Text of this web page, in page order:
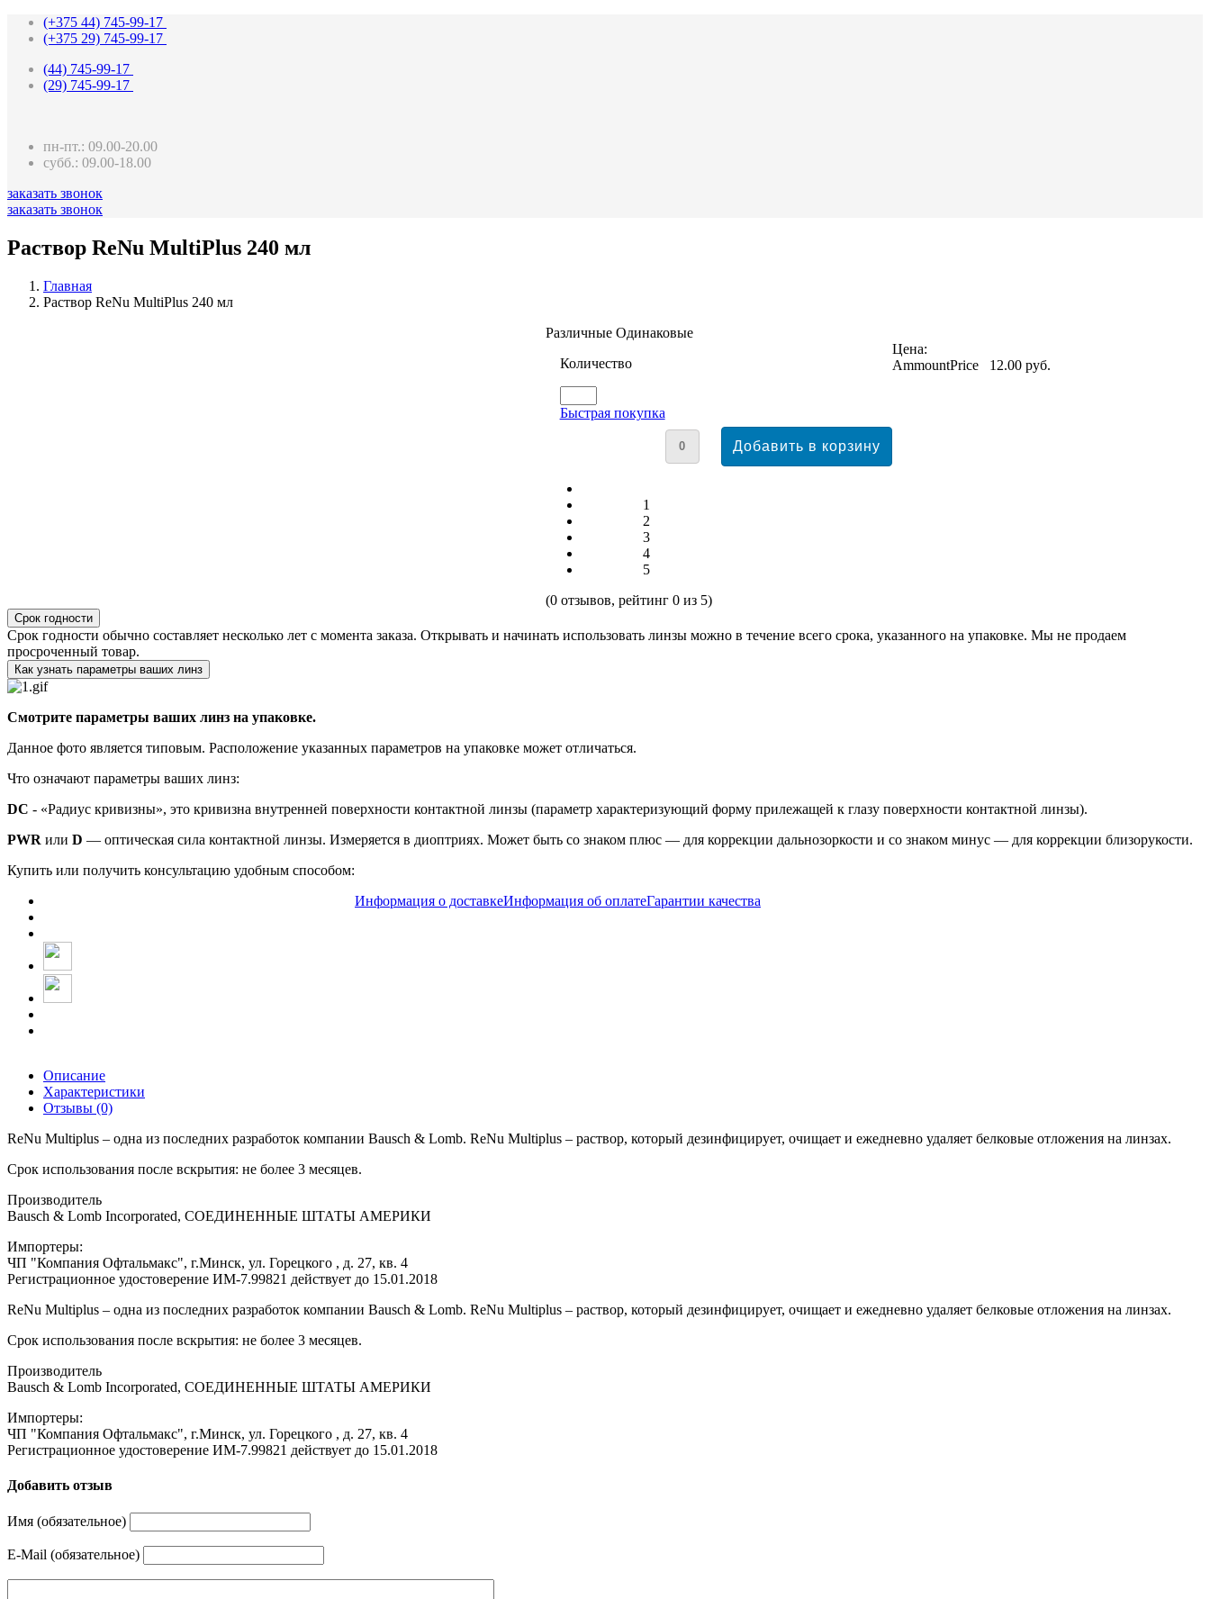
(+375 44) 745-99-17
(+375 29) 745-99-17
(44) 745-99-17
(29) 745-99-17
пн-пт.: 09.00-20.00
субб.: 09.00-18.00
заказать звонок
заказать звонок
Раствор ReNu MultiPlus 240 мл
Главная
Раствор ReNu MultiPlus 240 мл
Различные Одинаковые
Количество
Быстрая покупка
Цена:
AmmountPrice
12.00 pуб.
1
2
3
4
5
(0отзывов, рейтинг 0из 5)
Срок годности
Срок годности обычно составляет несколько лет с момента заказа. Открывать и начинать использовать линзы можно в течение всего срока, указанного на упаковке. Мы не продаем
просроченный товар.
Как узнать параметры ваших линз
Смотрите параметры ваших линз на упаковке.
Данное фото является типовым. Расположение указанных параметров на упаковке может отличаться.
Что означают параметры ваших линз:
DC - «Радиус кривизны», это кривизна внутренней поверхности контактной линзы (параметр характеризующий форму прилежащей к глазу поверхности контактной линзы).
PWR или D — оптическая сила контактной линзы. Измеряется в диоптриях. Может быть со знаком плюс — для коррекции дальнозоркости и со знаком минус — для коррекции близорукости.
Купить или получить консультацию удобным способом:
Информация о доставкеИнформация об оплатеГарантии качества
Описание
Характеристики
Отзывы (0)
ReNu Multiplus – одна из последних разработок компании Bausch & Lomb. ReNu Multiplus – раствор, который дезинфицирует, очищает и ежедневно удаляет белковые отложения на линзах.
Срок использования после вскрытия: не более 3 месяцев.
Производитель
Bausch & Lomb Incorporated, СОЕДИНЕННЫЕ ШТАТЫ АМЕРИКИ
Импортеры:
ЧП "Компания Офтальмакс", г.Минск, ул. Горецкого , д. 27, кв. 4
Регистрационное удостоверение ИМ-7.99821 действует до 15.01.2018
ReNu Multiplus – одна из последних разработок компании Bausch & Lomb. ReNu Multiplus – раствор, который дезинфицирует, очищает и ежедневно удаляет белковые отложения на линзах.
Срок использования после вскрытия: не более 3 месяцев.
Производитель
Bausch & Lomb Incorporated, СОЕДИНЕННЫЕ ШТАТЫ АМЕРИКИ
Импортеры:
ЧП "Компания Офтальмакс", г.Минск, ул. Горецкого , д. 27, кв. 4
Регистрационное удостоверение ИМ-7.99821 действует до 15.01.2018
Добавить отзыв
Имя (обязательное)
E-Mail (обязательное)